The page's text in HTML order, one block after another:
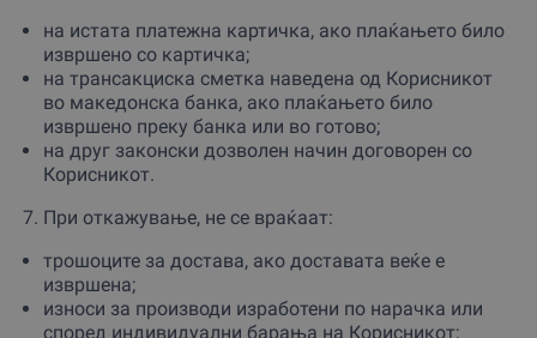
на истата платежна картичка, ако плаќањето било
извршено со картичка;
на трансакциска сметка наведена од Корисникот
во македонска банка, ако плаќањето било
извршено преку банка или во готово;
на друг законски дозволен начин договорен со
Корисникот.
При откажување, не се враќаат:
трошоците за достава, ако доставата веќе е
извршена;
износи за производи изработени по нарачка или
според индивидуални барања на Корисникот;